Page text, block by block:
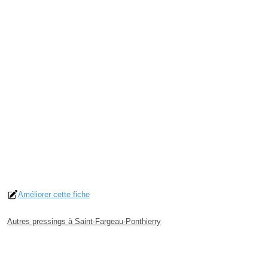
Améliorer cette fiche
Autres pressings à Saint-Fargeau-Ponthierry